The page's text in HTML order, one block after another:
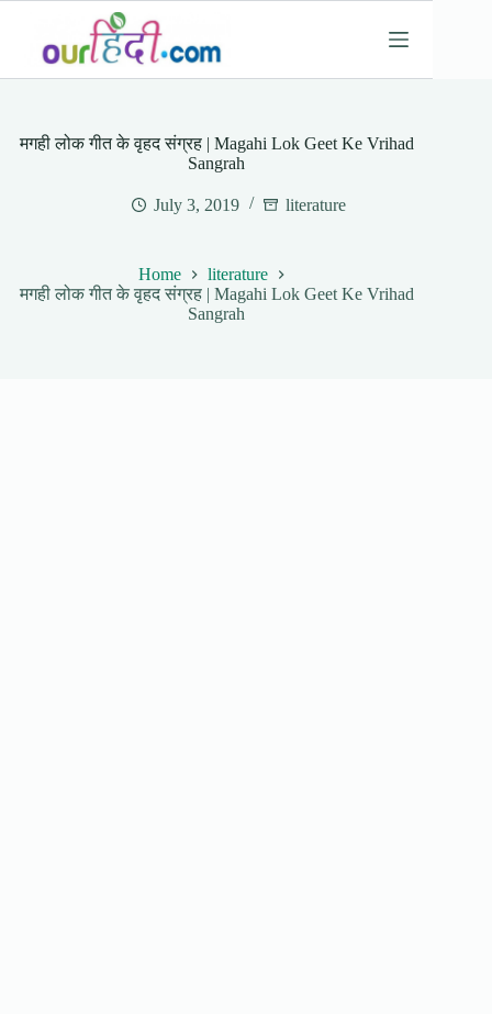
content
मगही लोक गीत के वृहद संग्रह | Magahi Lok Geet Ke Vrihad
Sangrah
July 3, 2019 literature
Home
literature
मगही लोक गीत के वृहद संग्रह | Magahi Lok Geet Ke Vrihad
Sangrah